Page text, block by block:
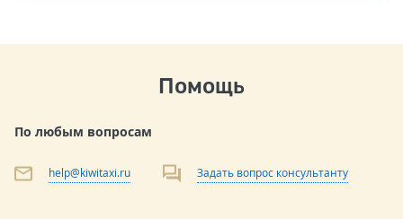
Помощь
По любым вопросам
help@kiwitaxi.ru Задать вопрос консультанту